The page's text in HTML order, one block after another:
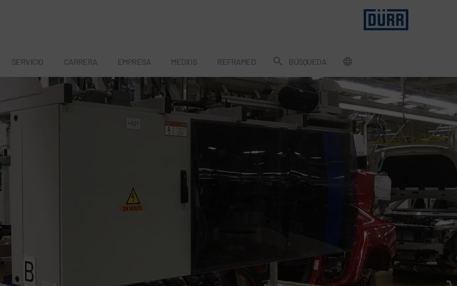
SERVICIO CARRERA EMPRESA MEDIOS REFRAMED BÚSQUEDA